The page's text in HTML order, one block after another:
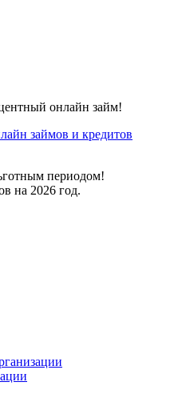
онлайн займ!
периодом!
на 2026 год.